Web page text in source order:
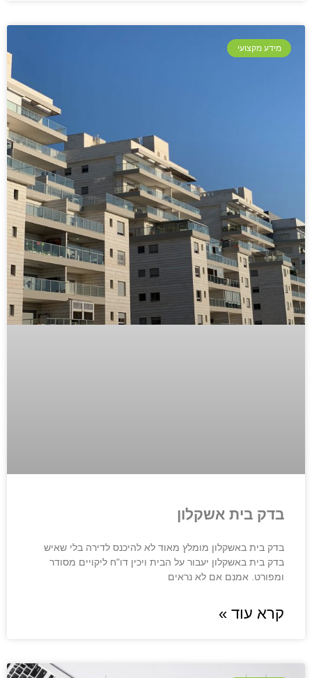
מידע מקצועי
בדק בית אשקלון
בדק בית באשקלון מומלץ מאוד לא להיכנס לדירה בלי שאיש
בדק בית באשקלון יעבור על הבית ויכין דו"ח ליקויים מסודר
ומפורט. אמנם אם לא נראים
קרא עוד »